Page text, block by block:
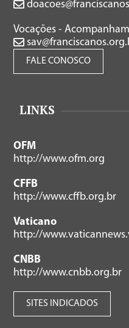
Vocações -
FALE CONOSCO
LINKS
OFM
http://www.ofm.org
CFFB
http://www.cffb.org.br
Vaticano
http://
CNBB
http://www.cnbb.org.br
SITES INDICADOS